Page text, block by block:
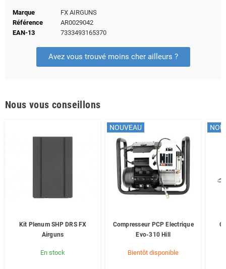
Marque
FX AIRGUNS
Référence
AR0029042
EAN-13
7333493165370
Avez vous trouvé moins cher ailleurs ?
Nous vous conseillons
Kit Plenum SHP DRS FX
Airguns
En stock
NOUVEAU
Compresseur PCP Electrique
Evo-310 Hill
Bientôt disponible